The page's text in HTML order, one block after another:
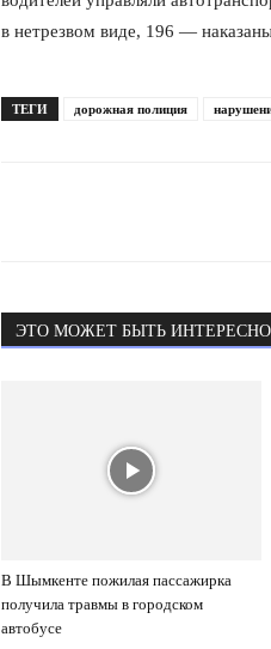
в нетрезвом виде, 196 —
ТЕГИ дорожная полиция
ЭТО МОЖЕТ БЫТЬ ИНТЕРЕСНО
В Шымкенте пожилая пассажирка
получила травмы в городском
автобусе